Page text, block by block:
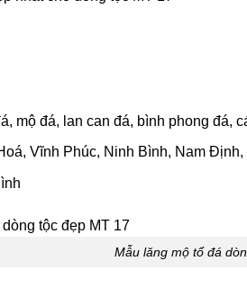
mộ đá, lan can đá, bình phong đá,
Vĩnh Phúc, Ninh Bình, Nam
Mẫu lăng mộ tổ đá